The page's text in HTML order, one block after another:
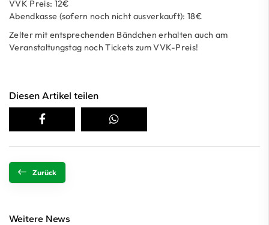
VVK Preis: 12€
Abendkasse (sofern noch nicht ausverkauft): 18€
Zelter mit entsprechenden Bändchen erhalten auch am
Veranstaltungstag noch Tickets zum VVK-Preis!
Diesen Artikel teilen
Zurück
Weitere News